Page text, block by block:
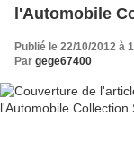
l'Automobile
Publié le 22/10/2012 à
Par gege67400